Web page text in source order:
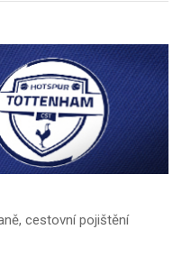
cestovní pojištění